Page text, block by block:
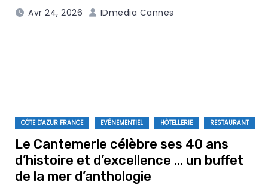
Avr 24, 2026 IDmedia Cannes
CÔTE D'AZUR FRANCE EVÉNEMENTIEL HÔTELLERIE RESTAURANT
Le Cantemerle célèbre ses 40 ans
d’histoire et d’excellence … un buffet
de la mer d’anthologie